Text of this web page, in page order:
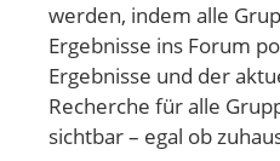
werden, indem alle
Ergebnisse ins Forum
Ergebnisse und der
Recherche für alle
sichtbar – egal ob